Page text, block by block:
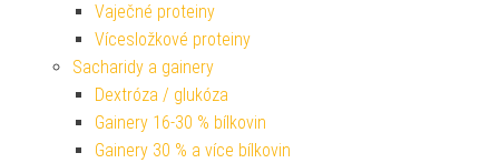
Vaječné proteiny
Vícesložkové proteiny
Sacharidy a gainery
Dextróza / glukóza
Gainery 16-30 % bílkovin
Gainery 30 % a více bílkovin